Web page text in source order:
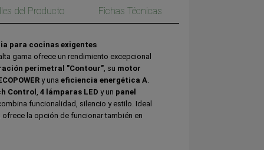
del Producto Fichas Técnicas
para cocinas exigentes
gama ofrece un rendimiento excepcional
perimetral "Contour", su motor
y una eficiencia energética A.
Control , 4 lámparas LED y un panel
funcionalidad, silencio y estilo. Ideal
la opción de funcionar también en